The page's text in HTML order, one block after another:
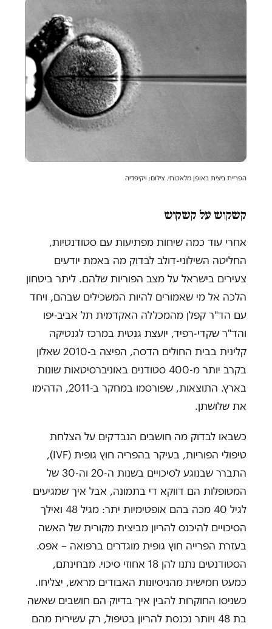
הפריית ביצית באופן מלאכותי. צילום: ויקיפדיה
קשקוש על קשקוש
אחרי עוד כמה שיחות מפתיעות עם סטודנטיות,
החליטה השילוני-דולב לבדוק מה באמת יודעים
צעירים בישראל על מצב הפוריות שלהם. ליתר ביטחון
הלכה אל מי שאמורים להיות המשכילים שבהם, ויחד
עם הד"ר קפלן מהמכללה האקדמית תל אביב-יפו
והד"ר שקדי-רפיד, יועצת גנטית במרכז לגנטיקה
קלינית בבית החולים הדסה, הפיצה ב-2010 שאלון
בקרב יותר מ-400 סטודנים באוניברסיטאות שונות
בארץ. התוצאות, שפורסמו במחקר ב-2011, הדהימו
את שלושתן.
כשבאו לבדוק מה חושבים הנבדקים על הצלחת
טיפולי הפוריות, בעיקר בהפריה חוץ גופית (IVF
),
התברר שבנוגע לסיכויים בשנות ה-20 וה-30 של
המטופלות הם דווקא די בתמונה, אבל איך שמגיעים
לגיל 40 מכה בהם אופטימיות יתר: מגיל 48 ואילך
הסיכויים להיכנס להריון מביצית מקורית של האשה
בעזרת הפרייה חוץ גופית מוגדרים ברפואה – אפס.
הסטודנטים נתנו להן 18 אחוזי סיכוי. מבחינתם,
כמעט חמישית מהניסיונות האבודים מראש, יצליחו.
כשניסו החוקרות להבין איך בדיוק הם חושבים שאשה
בת 48 ויותר נכנסת להריון בטיפול, רק עשירית מהם